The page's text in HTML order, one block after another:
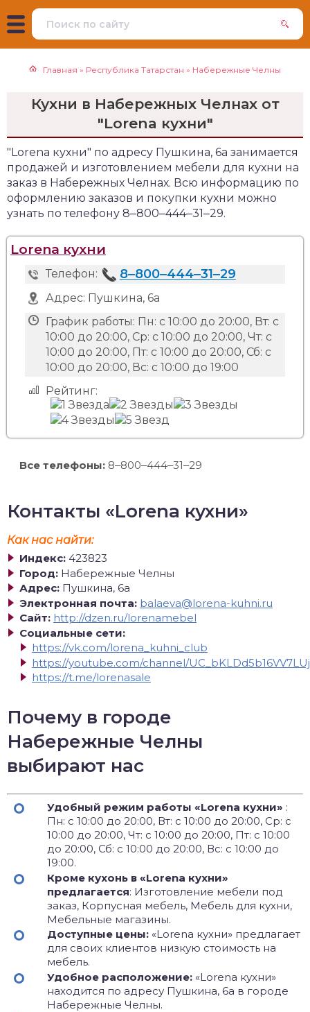
Главная » Республика Татарстан » Набережные Челны
Кухни в Набережных Челнах от
"Lorena кухни"
"Lorena кухни" по адресу Пушкина, 6а занимается
продажей и изготовлением мебели для кухни на
заказ в Набережных Челнах. Всю информацию по
оформлению заказов и покупки кухни можно
узнать по телефону 8‒800‒444‒31‒29.
Lorena кухни
Телефон: 8‒800‒444‒31‒29
Адрес: Пушкина, 6а
График работы: Пн: с 10:00 до 20:00, Вт: с
10:00 до 20:00, Ср: с 10:00 до 20:00, Чт: с
10:00 до 20:00, Пт: с 10:00 до 20:00, Сб: с
10:00 до 20:00, Вс: с 10:00 до 19:00
Рейтинг:
Все телефоны: 8‒800‒444‒31‒29
Контакты «Lorena кухни»
Как нас найти:
Индекс: 423823
Город: Набережные Челны
Адрес: Пушкина, 6а
Электронная почта: balaeva@lorena-kuhni.ru
Сайт: http://dzen.ru/lorenamebel
Социальные сети:
https://vk.com/lorena_kuhni_club
https://youtube.com/channel/
https://t.me/lorenasale
Почему в городе
Набережные Челны
выбирают нас
Удобный режим работы «Lorena кухни» :
Пн: с 10:00 до 20:00, Вт: с 10:00 до 20:00, Ср: с
10:00 до 20:00, Чт: с 10:00 до 20:00, Пт: с 10:00
до 20:00, Сб: с 10:00 до 20:00, Вс: с 10:00 до
19:00.
Кроме кухонь в «Lorena кухни»
предлагается: Изготовление мебели под
заказ, Корпусная мебель, Мебель для кухни,
Мебельные магазины.
Доступные цены: «Lorena кухни» предлагает
для своих клиентов низкую стоимость на
мебель.
Удобное расположение: «Lorena кухни»
находится по адресу Пушкина, 6а в городе
Набережные Челны.